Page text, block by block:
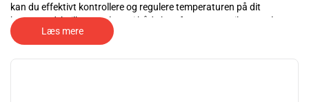
kan du effektivt kontrollere og regulere temperaturen på dit
brugsvand, hvilket resulterer i både komfort og energibesparelser.
Er du interesseret i at købe vores elektroniske styring af varmt
brugsvand eller ønsker du yderligere information? Tøv ikke med at
Læs mere